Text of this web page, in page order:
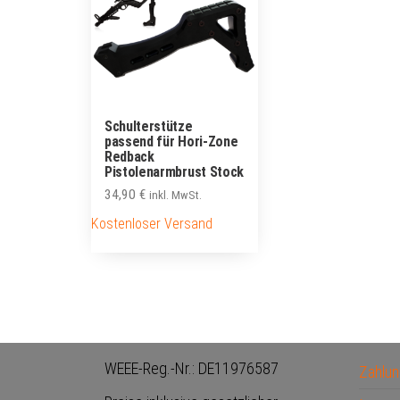
Schulterstütze
passend für Hori-Zone
Redback
Pistolenarmbrust Stock
34,90 € inkl. MwSt.
Kostenloser Versand
WEEE-Reg.-Nr.: DE11976587